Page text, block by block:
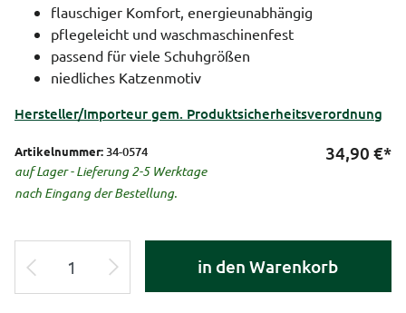
flauschiger Komfort, energieunabhängig
pflegeleicht und waschmaschinenfest
passend für viele Schuhgrößen
niedliches Katzenmotiv
Hersteller/Importeur gem. Produktsicherheitsverordnung
Artikelnummer: 34-0574
auf Lager - Lieferung 2-5 Werktage
nach Eingang der Bestellung.
34,90 €*
in den Warenkorb